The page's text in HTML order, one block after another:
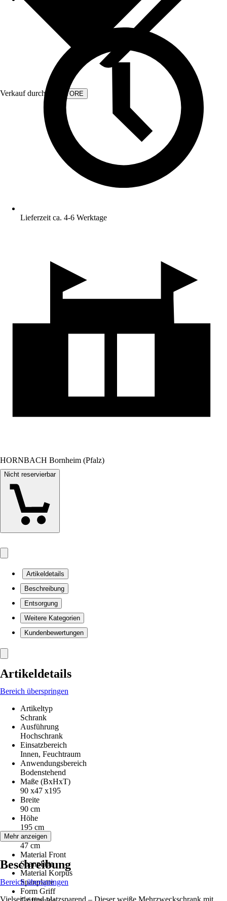
Verkauf durch: KVSTORE
Lieferzeit ca. 4-6 Werktage
HORNBACH Bornheim (Pfalz)
Nicht reservierbar
Artikeldetails
Beschreibung
Entsorgung
Weitere Kategorien
Kundenbewertungen
Artikeldetails
Bereich überspringen
Artikeltyp
Schrank
Ausführung
Hochschrank
Einsatzbereich
Innen, Feuchtraum
Anwendungsbereich
Bodenstehend
Maße (BxHxT)
90 x47 x195
Breite
90 cm
Höhe
195 cm
Tiefe
47 cm
Material Front
Spanplatte
Material Korpus
Spanplatte
Form Griff
Mehr anzeigen
Beschreibung
Bereich überspringen
Vielseitig und platzsparend – Dieser weiße Mehrzweckschrank mit